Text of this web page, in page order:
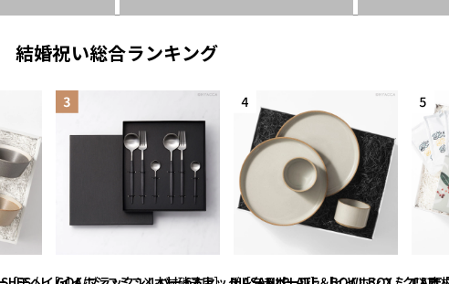
結婚祝い総合ランキング